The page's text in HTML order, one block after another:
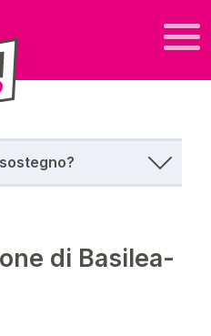
di Basilea-